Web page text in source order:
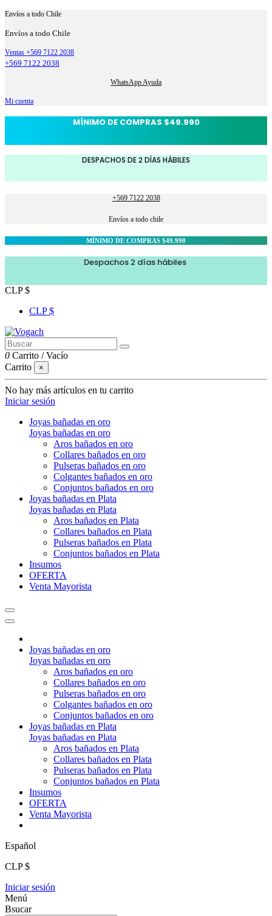
Envíos a todo Chile
Envíos a todo Chile
Ventas +569 7122 2038
+569 7122 2038
WhatsApp Ayuda
Mi cuenta
MÍNIMO DE COMPRAS $49.990
DESPACHOS DE 2 DÍAS HÁBILES
+569 7122 2038
Envíos a todo chile
MÍNIMO DE COMPRAS $49.990
Despachos 2 días hábiles
CLP $
CLP $
0 Carrito /Vacío
Carrito
×
No hay más artículos en tu carrito
Iniciar sesión
Joyas bañadas en oro
Joyas bañadas en oro
Aros bañados en oro
Collares bañados en oro
Pulseras bañados en oro
Colgantes bañados en oro
Conjuntos bañados en oro
Joyas bañadas en Plata
Joyas bañadas en Plata
Aros bañados en Plata
Collares bañados en Plata
Pulseras bañados en Plata
Conjuntos bañados en Plata
Insumos
OFERTA
Venta Mayorista
Joyas bañadas en oro
Joyas bañadas en oro
Aros bañados en oro
Collares bañados en oro
Pulseras bañados en oro
Colgantes bañados en oro
Conjuntos bañados en oro
Joyas bañadas en Plata
Joyas bañadas en Plata
Aros bañados en Plata
Collares bañados en Plata
Pulseras bañados en Plata
Conjuntos bañados en Plata
Insumos
OFERTA
Venta Mayorista
Español
CLP $
Iniciar sesión
Menú
Bsucar